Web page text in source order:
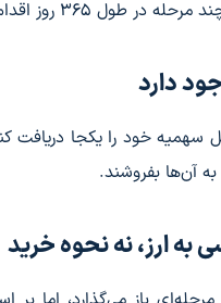
اقدام به خرید ارز کنند.
دارد
سهمیه خود را یکجا دریافت
ارز، نه نحوه خرید